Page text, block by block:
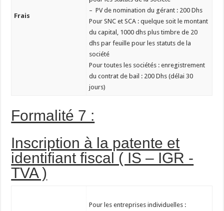
Frais
– PV de nomination du gérant : 200 Dhs
Pour SNC et SCA : quelque soit le montant
du capital, 1000 dhs plus timbre de 20
dhs par feuille pour les statuts de la
société
Pour toutes les sociétés : enregistrement
du contrat de bail : 200 Dhs (délai 30
jours)
Formalité 7 :
Inscription à la patente et
identifiant fiscal ( IS – IGR -
TVA )
Pour les entreprises individuelles :